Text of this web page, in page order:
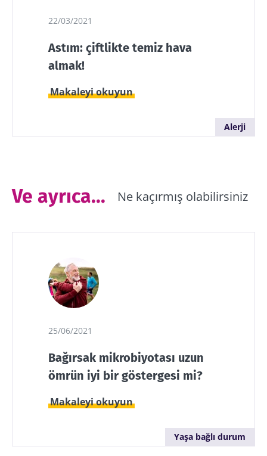
22/03/2021
Astım: çiftlikte temiz hava
almak!
Makaleyi okuyun
Alerji
Ve ayrıca... Ne kaçırmış olabilirsiniz
25/06/2021
Bağırsak mikrobiyotası uzun
ömrün iyi bir göstergesi mi?
Makaleyi okuyun
Yaşa bağlı durum
Güncel kalın
Mikrobiyota topluluğuna katılın ve
mikrobiyota hakkında en son haberler ile
Bizimle kal!
Mikrobiyota topluluğuna katılın ve
Biocodex'ten haberler almak için abone